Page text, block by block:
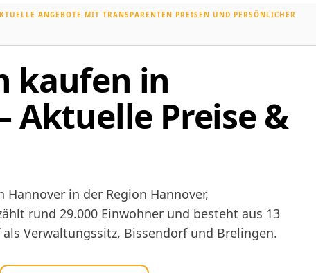
ANGEBOTE MIT TRANSPARENTEN PREISEN UND PERSÖNLICHER
kaufen in
Aktuelle Preise &
in der Region Hannover,
rund 29.000 Einwohner und besteht aus 13
Verwaltungssitz, Bissendorf und Brelingen.